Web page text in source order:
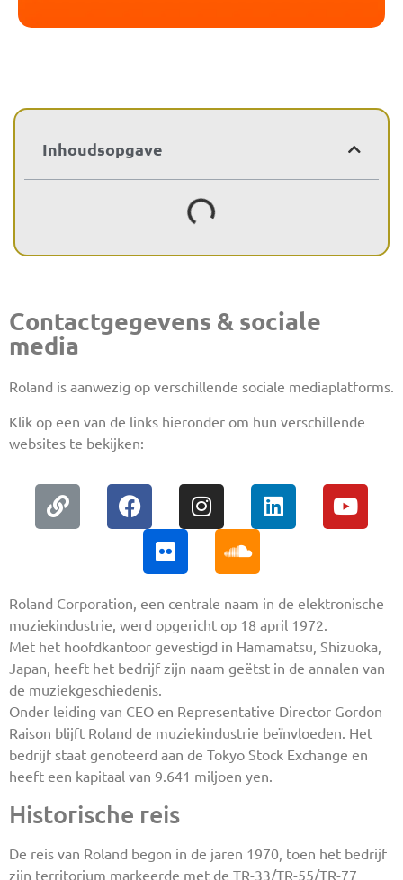
Inhoudsopgave
Contactgegevens & sociale
media
Roland is aanwezig op verschillende sociale mediaplatforms.
Klik op een van de links hieronder om hun verschillende
websites te bekijken:
Roland Corporation, een centrale naam in de elektronische
muziekindustrie, werd opgericht op 18 april 1972.
Met het hoofdkantoor gevestigd in Hamamatsu, Shizuoka,
Japan, heeft het bedrijf zijn naam geëtst in de annalen van
de muziekgeschiedenis.
Onder leiding van CEO en Representative Director Gordon
Raison blijft Roland de muziekindustrie beïnvloeden. Het
bedrijf staat genoteerd aan de Tokyo Stock Exchange en
heeft een kapitaal van 9.641 miljoen yen.
Historische reis
De reis van Roland begon in de jaren 1970, toen het bedrijf
zijn territorium markeerde met de TR-33/TR-55/TR-77